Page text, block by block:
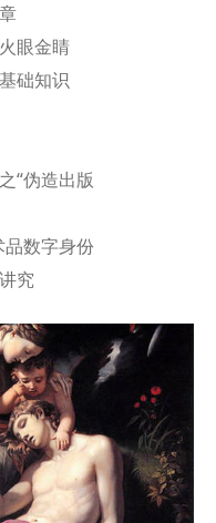
眼金睛
础知识
“伪造出版
数字身份
究